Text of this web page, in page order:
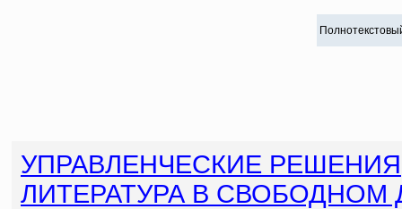
УПРАВЛЕНЧЕСКИЕ РЕШЕНИЯ
ЛИТЕРАТУРА В СВОБОДНОМ